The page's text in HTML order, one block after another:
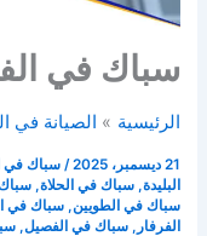
سباك في
الرئيسية الصيانة في
21 ديسمبر، 2025 /سباك في
البليدة,سباك في الحلاة,
سباك في الطويين,سباك في
الفرفار ,سباك في الفصيل,